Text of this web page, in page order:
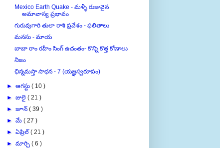
Mexico Earth Quake - మళ్ళీ రుజువైన
అమావాస్య ప్రభావం
గురువుగారి తులా రాశి ప్రవేశం - ఫలితాలు
మనసు - మాయ
బాబా రాం రహీం సింగ్ ఉదంతం- కొన్ని కొత్త కోణాలు
నిజం
ఛిన్నమస్తా సాధన - 7 (యజ్ఞస్వరూపం)
►ఆగస్టు( 10 )
►జులై( 21 )
►జూన్( 39 )
►మే( 27 )
►ఏప్రిల్( 21 )
►మార్చి( 6 )